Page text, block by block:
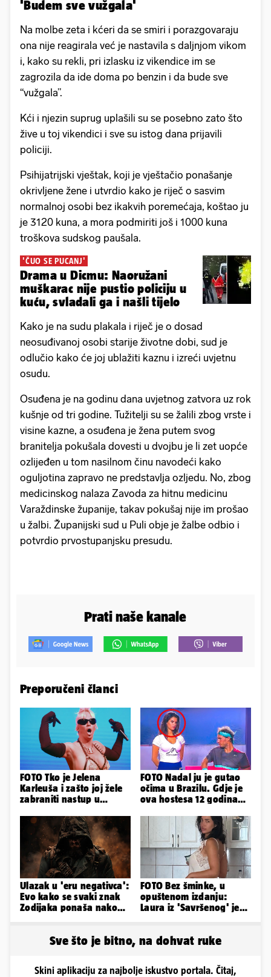
'Budem sve vužgala'
Na molbe zeta i kćeri da se smiri i porazgovaraju
ona nije reagirala već je nastavila s daljnjom vikom
i, kako su rekli, pri izlasku iz vikendice im se
zagrozila da ide doma po benzin i da bude sve
“vužgala”.
Kći i njezin suprug uplašili su se posebno zato što
žive u toj vikendici i sve su istog dana prijavili
policiji.
Psihijatrijski vještak, koji je vještačio ponašanje
okrivljene žene i utvrdio kako je riječ o sasvim
normalnoj osobi bez ikakvih poremećaja, koštao ju
je 3120 kuna, a mora podmiriti još i 1000 kuna
troškova sudskog paušala.
'ČUO SE PUCANJ'
Drama u Dicmu: Naoružani
muškarac nije pustio policiju u
kuću, svladali ga i našli tijelo
Kako je na sudu plakala i riječ je o dosad
neosuđivanoj osobi starije životne dobi, sud je
odlučio kako će joj ublažiti kaznu i izreći uvjetnu
osudu.
Osuđena je na godinu dana uvjetnog zatvora uz rok
kušnje od tri godine. Tužitelji su se žalili zbog vrste i
visine kazne, a osuđena je žena putem svog
branitelja pokušala dovesti u dvojbu je li zet uopće
ozlijeđen u tom nasilnom činu navodeći kako
oguljotina zapravo ne predstavlja ozljedu. No, zbog
medicinskog nalaza Zavoda za hitnu medicinu
Varaždinske županije, takav pokušaj nije im prošao
u žalbi. Županijski sud u Puli obje je žalbe odbio i
potvrdio prvostupanjsku presudu.
Prati naše kanale
Preporučeni članci
FOTO Tko je Jelena
Karleuša i zašto joj žele
zabraniti nastup u
govorila...
FOTO Nadal ju je gutao
očima u Brazilu. Gdje je
ova hostesa 12 godina
Ulazak u 'eru negativca':
Evo kako se svaki znak
Zodijaka ponaša nakon
FOTO Bez šminke, u
opuštenom izdanju:
Laura iz 'Savršenog' je
Sve što je bitno, na dohvat ruke
Skini aplikaciju za najbolje iskustvo portala. Čitaj,